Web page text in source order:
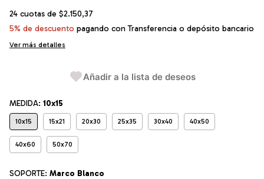
24 cuotas de $2.150,37
5% de descuento pagando con Transferencia o depósito bancario
Ver más detalles
Añadir a la lista de deseos
MEDIDA: 10x15
10x15 15x21 20x30 25x35 30x40 40x50
40x60 50x70
SOPORTE: Marco Blanco